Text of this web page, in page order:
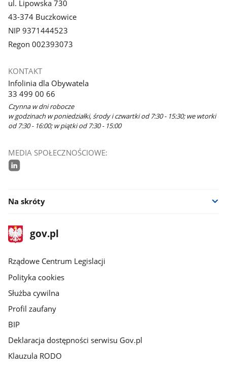
ul. Lipowska 730
43-374 Buczkowice
NIP 9371444523
Regon 002393073
KONTAKT
Infolinia dla Obywatela
33 499 00 66
Czynna w dni robocze
w godzinach w poniedziałki, środy i czwartki od 7:30 - 15:30; we wtorki
od 7:30 - 16:00; w piątki od 7:30 - 15:00
MEDIA SPOŁECZNOŚCIOWE:
Na skróty
stopka
gov.plStrona
gov.pl
Rządowe Centrum Legislacji
Polityka cookies
Służba cywilna
Profil zaufany
BIP
Deklaracja dostępności serwisu Gov.pl
Klauzula RODO